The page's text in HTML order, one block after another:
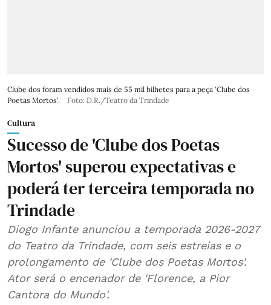
Clube dos foram vendidos mais de 55 mil bilhetes para a peça 'Clube dos
Poetas Mortos'.
Foto: D.R./Teatro da Trindade
Cultura
Sucesso de 'Clube dos Poetas
Mortos' superou expectativas e
poderá ter terceira temporada no
Trindade
Diogo Infante anunciou a temporada 2026-2027
do Teatro da Trindade, com seis estreias e o
prolongamento de 'Clube dos Poetas Mortos'.
Ator será o encenador de 'Florence, a Pior
Cantora do Mundo'.